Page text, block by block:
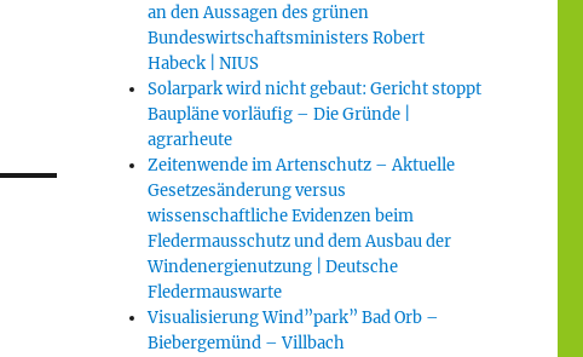
an den Aussagen des grünen
Bundeswirtschaftsministers Robert
Habeck | NIUS
Solarpark wird nicht gebaut: Gericht stoppt
Baupläne vorläufig – Die Gründe |
agrarheute
Zeitenwende im Artenschutz – Aktuelle
Gesetzesänderung versus
wissenschaftliche Evidenzen beim
Fledermausschutz und dem Ausbau der
Windenergienutzung | Deutsche
Fledermauswarte
Visualisierung Wind”park” Bad Orb –
Biebergemünd – Villbach